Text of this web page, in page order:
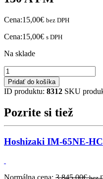
Cena:15,00€ bez DPH
Cena:15,00€ s DPH
Na sklade
množstvo
NAPÁJACÍ
KÁBEL
PRE
IM
21-
A
Pridať do košíka
ID produktu: 8312 SKU
Pozrite si tiež
Hoshizaki IM-65NE-HC